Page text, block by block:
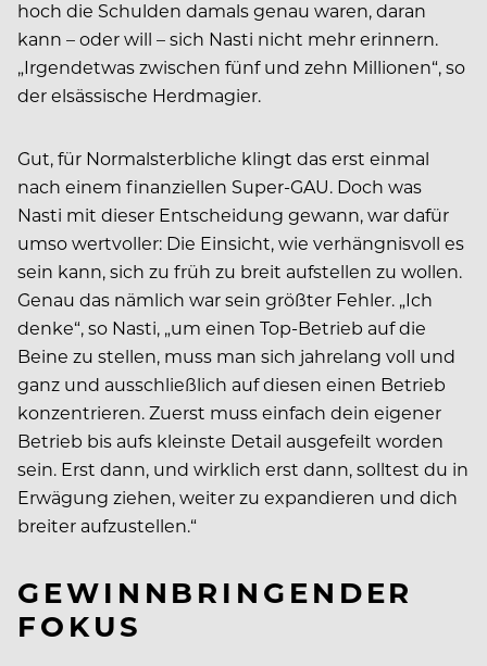
hoch die Schulden damals genau waren, daran
kann – oder will – sich Nasti nicht mehr erinnern.
„Irgendetwas zwischen fünf und zehn Millionen“, so
der elsässische Herdmagier.
Gut, für Normalsterbliche klingt das erst einmal
nach einem finanziellen Super-GAU. Doch was
Nasti mit dieser Entscheidung gewann, war dafür
umso wertvoller: Die Einsicht, wie verhängnisvoll es
sein kann, sich zu früh zu breit aufstellen zu wollen.
Genau das nämlich war sein größter Fehler. „Ich
denke“, so Nasti, „um einen Top-Betrieb auf die
Beine zu stellen, muss man sich jahrelang voll und
ganz und ausschließlich auf diesen einen Betrieb
konzentrieren. Zuerst muss einfach dein eigener
Betrieb bis aufs kleinste Detail ausgefeilt worden
sein. Erst dann, und wirklich erst dann, solltest du in
Erwägung ziehen, weiter zu expandieren und dich
breiter aufzustellen.“
GEWINNBRINGENDER
FOKUS